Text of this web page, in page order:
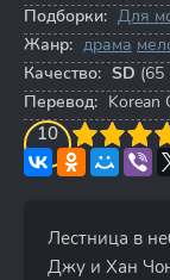
Подборки: Для
Жанр: драма
Качество: SD (65
Перевод: Korean
10
4 5 6 7 8
Лестница в
Джу и Хан